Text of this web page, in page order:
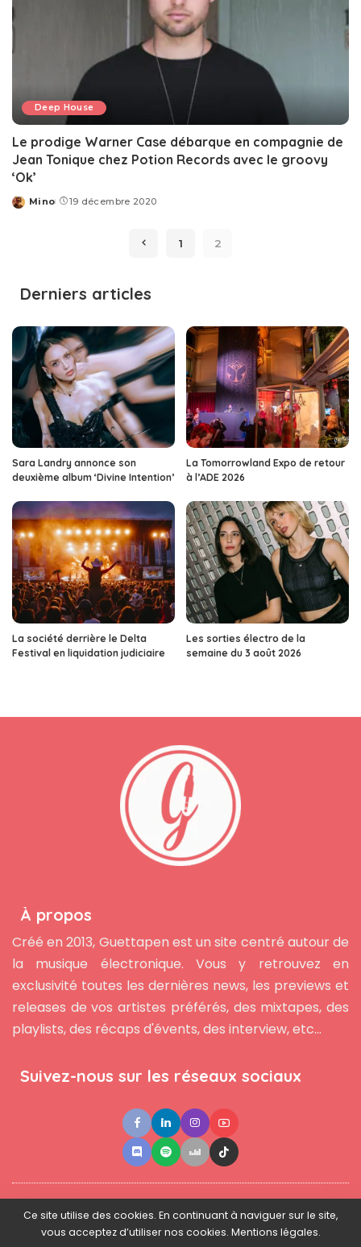
Deep House
Le prodige Warner Case débarque en compagnie de
Jean Tonique chez Potion Records avec le groovy
‘Ok’
Posted
Mino 19 décembre 2020
1 2
Derniers articles
Sara Landry annonce son
deuxième album ‘Divine Intention’
La Tomorrowland Expo de retour
à l’ADE 2026
La société derrière le Delta
Festival en liquidation judiciaire
Les sorties électro de la
semaine du 3 août 2026
À propos
Créé en 2013, Guettapen est un site centré autour de
la musique électronique. Vous y retrouvez en
exclusivité toutes les dernières news, les previews et
releases de vos artistes préférés, des mixtapes, des
playlists, des récaps d'évents, des interview, etc...
Suivez-nous sur les réseaux sociaux
Contact ●Newsletter ● L'équipe ● Mentions légales
Ce site utilise des cookies. En continuant à naviguer sur le site,
vous acceptez d’utiliser nos cookies. Mentions légales.